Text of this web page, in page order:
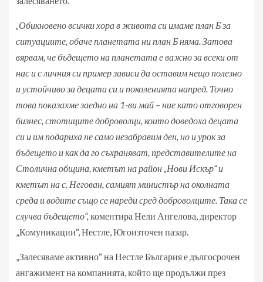
„Обикновено всички хора в живота си имаме план Б за
ситуациите, обаче планетата ни план Б няма. Затова
вярвам, че бъдещето на планетата е важно за всеки от
нас и с личния си пример зависи да оставим нещо полезно
и устойчиво за децата си и поколенията напред. Точно
това показахме заедно на 1-ви май – ние като отговорен
бизнес, стотиците доброволци, които доведоха децата
си и им подариха не само незабравим ден, но и урок за
бъдещето и как да го съхраняват, представителите на
Столична община, кметът на район „Нови Искър“ и
кметът на с. Негован, самият министър на околната
среда и водите също се нареди сред доброволците. Така се
случва бъдещето“, коментира Нели Ангелова, директор
„Комуникации“, Нестле, Югоизточен пазар.
„Залесяваме активно“ на Нестле България е дългосрочен
ангажимент на компанията, който ще продължи през